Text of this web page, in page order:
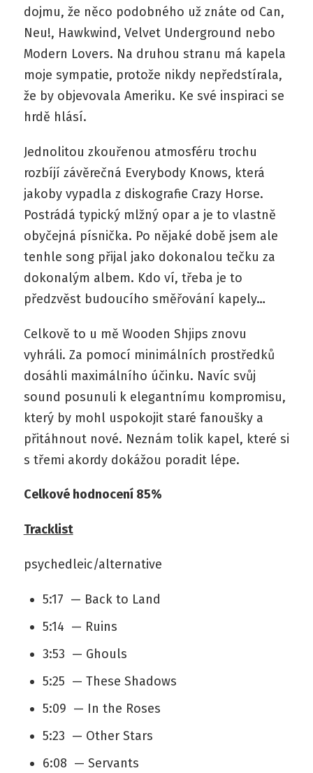
dojmu, že něco podobného už znáte od Can,
Neu!, Hawkwind, Velvet Underground nebo
Modern Lovers. Na druhou stranu má kapela
moje sympatie, protože nikdy nepředstírala,
že by objevovala Ameriku. Ke své inspiraci se
hrdě hlásí.
Jednolitou zkouřenou atmosféru trochu
rozbíjí závěrečná Everybody Knows, která
jakoby vypadla z diskografie Crazy Horse.
Postrádá typický mlžný opar a je to vlastně
obyčejná písnička. Po nějaké době jsem ale
tenhle song přijal jako dokonalou tečku za
dokonalým albem. Kdo ví, třeba je to
předzvěst budoucího směřování kapely…
Celkově to u mě Wooden Shjips znovu
vyhráli. Za pomocí minimálních prostředků
dosáhli maximálního účinku. Navíc svůj
sound posunuli k elegantnímu kompromisu,
který by mohl uspokojit staré fanoušky a
přitáhnout nové. Neznám tolik kapel, které si
s třemi akordy dokážou poradit lépe.
Celkové hodnocení 85%
Tracklist
psychedleic/alternative
5:17 — Back to Land
5:14 — Ruins
3:53 — Ghouls
5:25 — These Shadows
5:09 — In the Roses
5:23 — Other Stars
6:08 — Servants